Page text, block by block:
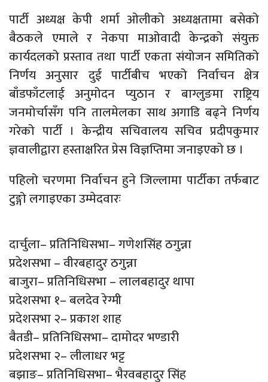
पार्टी अध्यक्ष केपी शर्मा ओलीको अध्यक्षतामा बसेको
बैठकले एमाले र नेकपा माओवादी केन्द्रको संयुक्त
कार्यदलको प्रस्ताव तथा पार्टी एकता संयोजन समितिको
निर्णय अनुसार दुई पार्टीबीच भएको निर्वाचन क्षेत्र
बाँडफाँटलाई अनुमोदन प्युठान र बाग्लुङमा राष्ट्रिय
जनमोर्चासँग पनि तालमेलका साथ अगाडि बढ्ने निर्णय
गरेको पार्टी । केन्द्रीय सचिवालय सचिव प्रदीपकुमार
ज्ञवालीद्वारा हस्ताक्षरित प्रेस विज्ञप्तिमा जनाइएको छ ।
पहिलो चरणमा निर्वाचन हुने जिल्लामा पार्टीका तर्फबाट
टुङ्गो लगाइएका उम्मेदवारः
दार्चुला– प्रतिनिधिसभा– गणेशसिंह ठगुन्ना
प्रदेशसभा – वीरबहादुर ठगुन्ना
बाजुरा– प्रतिनिधिसभा – लालबहादुर थापा
प्रदेशसभा १– बलदेव रेग्मी
प्रदेशसभा २– प्रकाश शाह
बैतडी– प्रतिनिधिसभा– दामोदर भण्डारी
प्रदेशसभा २– लीलाधर भट्ट
बझाङ– प्रतिनिधिसभा– भैरवबहादुर सिंह